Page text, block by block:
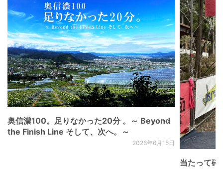
奥信濃100。足りなかった20分 。～ Beyond
the Finish Line そして、次へ。～
2026年6月15日
当たって砕